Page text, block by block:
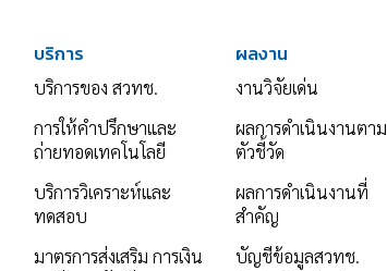
บริการ
บริการของ สวทช.
การให้คำปรึกษาและ
ถ่ายทอดเทคโนโลยี
บริการวิเคราะห์และ
ทดสอบ
มาตรการส่งเสริม การเงิน
ผลงาน
งานวิจัยเด่น
ผลการดำเนินงานตาม
ตัวชี้วัด
ผลการดำเนินงานที่
สำคัญ
บัญชีข้อมูลสวทช.